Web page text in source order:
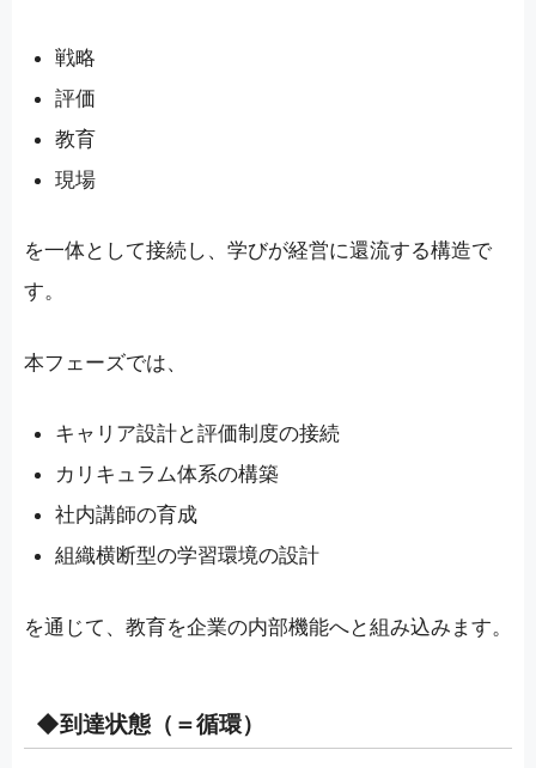
戦略
評価
教育
現場
を一体として接続し、学びが経営に還流する構造で
す。
本フェーズでは、
キャリア設計と評価制度の接続
カリキュラム体系の構築
社内講師の育成
組織横断型の学習環境の設計
を通じて、教育を企業の内部機能へと組み込みます。
◆到達状態（＝循環）